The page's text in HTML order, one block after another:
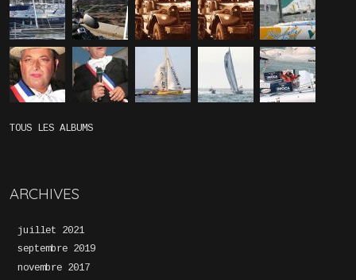
TOUS LES ALBUMS
ARCHIVES
juillet 2021
septembre 2019
novembre 2017